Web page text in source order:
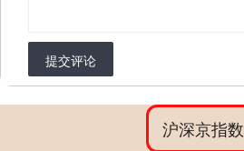
提交评论
沪深京指数